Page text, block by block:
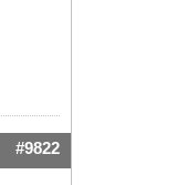
#9822